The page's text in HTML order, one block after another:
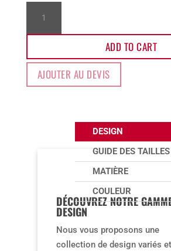
AW4
ADD TO CART
AJOUTER AU DEVIS
DESIGN
GUIDE DES TAILLES
MATIÈRE
COULEUR
DÉCOUVREZ NOTRE
DESIGN
Nous vous proposons une
collection de design variés et